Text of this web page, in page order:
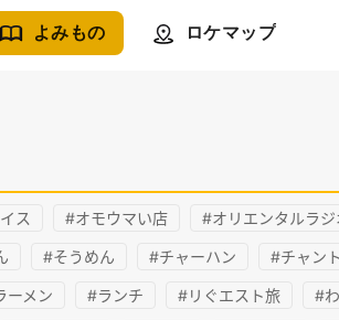
よみもの ロケマップ
ス #オモウマい店 #オリエンタルラジ
#そうめん #チャーハン #チャン
ーメン #ランチ #リぐエスト旅 #